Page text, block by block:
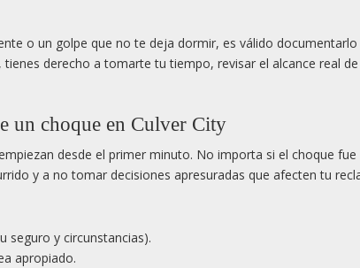
o un golpe que no te deja dormir, es válido
derecho a tomarte tu tiempo, revisar el alcance real
un choque en Culver City
desde el primer minuto. No importa si el choque fue
y a no tomar decisiones apresuradas que afecten tu
seguro y circunstancias).
apropiado.